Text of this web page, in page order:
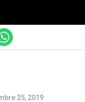
25, 2019